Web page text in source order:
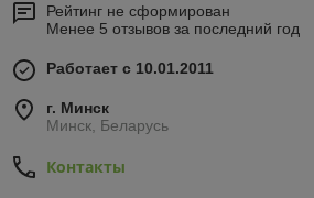
Рейтинг не сформирован
Менее 5 отзывов за последний год
Работает с 10.01.2011
г. Минск
Минск, Беларусь
Контакты